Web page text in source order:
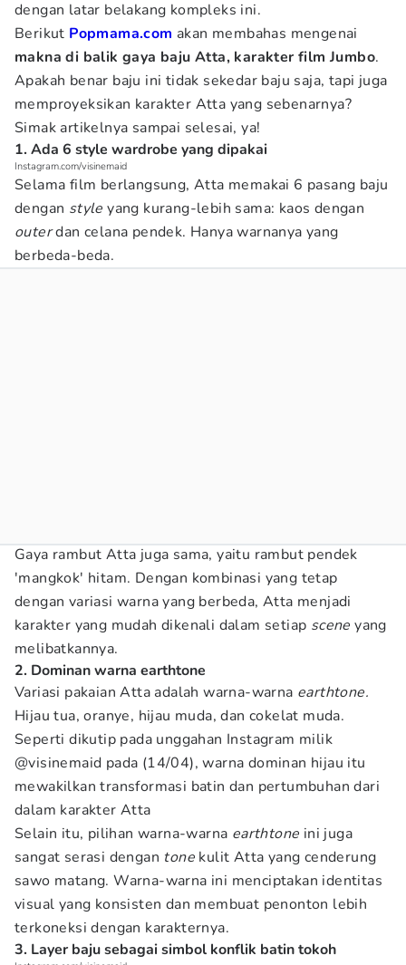
dengan latar belakang kompleks ini.
Berikut Popmama.com akan membahas mengenai
makna di balik gaya baju Atta, karakter film Jumbo.
Apakah benar baju ini tidak sekedar baju saja, tapi juga
memproyeksikan karakter Atta yang sebenarnya?
Simak artikelnya sampai selesai, ya!
1. Ada 6 style wardrobe yang dipakai
Instagram.com/visinemaid
Selama film berlangsung, Atta memakai 6 pasang baju
dengan styleyang kurang-lebih sama: kaos dengan
outerdan celana pendek. Hanya warnanya yang
berbeda-beda.
Gaya rambut Atta juga sama, yaitu rambut pendek
'mangkok' hitam. Dengan kombinasi yang tetap
dengan variasi warna yang berbeda, Atta menjadi
karakter yang mudah dikenali dalam setiap sceneyang
melibatkannya.
2. Dominan warna earthtone
Variasi pakaian Atta adalah warna-warna earthtone.
Hijau tua, oranye, hijau muda, dan cokelat muda.
Seperti dikutip pada unggahan Instagram milik
@visinemaid pada (14/04), warna dominan hijau itu
mewakilkan transformasi batin dan pertumbuhan dari
dalam karakter Atta
Selain itu, pilihan warna-warna earthtone ini juga
sangat serasi dengan tone kulit Atta yang cenderung
sawo matang. Warna-warna ini menciptakan identitas
visual yang konsisten dan membuat penonton lebih
terkoneksi dengan karakternya.
3. Layer baju sebagai simbol konflik batin tokoh